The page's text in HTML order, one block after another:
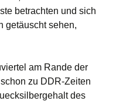
betrachten und sich
getäuscht sehen,
am Rande der
zu DDR-Zeiten
des